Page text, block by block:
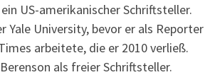
US-amerikanischer Schriftsteller.
Yale University, bevor er als Reporter
arbeitete, die er 2010 verließ.
als freier Schriftsteller.